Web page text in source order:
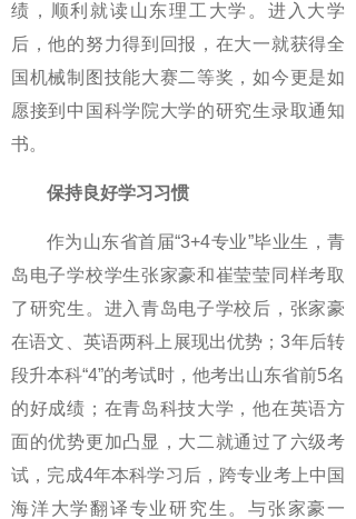
绩，顺利就读山东理工大学。进入大学
后，他的努力得到回报，在大一就获得全
国机械制图技能大赛二等奖，如今更是如
愿接到中国科学院大学的研究生录取通知
书。
保持良好学习习惯
作为山东省首届“3+4专业”毕业生，青
岛电子学校学生张家豪和崔莹莹同样考取
了研究生。进入青岛电子学校后，张家豪
在语文、英语两科上展现出优势；3年后转
段升本科“4”的考试时，他考出山东省前5名
的好成绩；在青岛科技大学，他在英语方
面的优势更加凸显，大二就通过了六级考
试，完成4年本科学习后，跨专业考上中国
海洋大学翻译专业研究生。与张家豪一